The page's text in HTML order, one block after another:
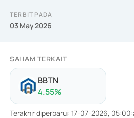
TERBIT PADA
03 May 2026
SAHAM TERKAIT
BBTN
4.55%
Terakhir diperbarui: 17-07-2026,